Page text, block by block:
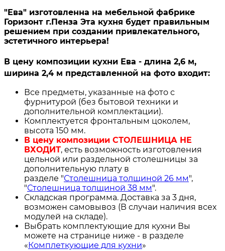
"Ева" изготовленна на мебельной фабрике
Горизонт г.Пенза Эта кухня будет правильным
решением при создании привлекательного,
эстетичного интерьера!
В цену композиции кухни Ева - длина 2,6 м,
ширина 2,4 м представленной на фото входит:
Все предметы, указанные на фото с
фурнитурой (без бытовой техники и
дополнительной комплектации).
Комплектуется фронтальным цоколем,
высота 150 мм.
В цену композиции СТОЛЕШНИЦА НЕ
ВХОДИТ, есть возможность изготовления
цельной или раздельной столешницы за
дополнительную плату в
разделе "Столешница толщиной 26 мм",
"Столешница толщиной 38 мм".
Складская программа. Доставка за 3 дня,
возможен самовывоз (В случаи наличия всех
модулей на складе).
Выбрать комплектующие для кухни Вы
можете на странице ниже - в разделе
« Комплеткующие для кухни»